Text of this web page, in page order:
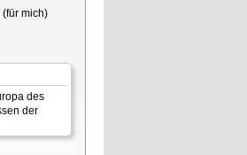
mich)
des
der